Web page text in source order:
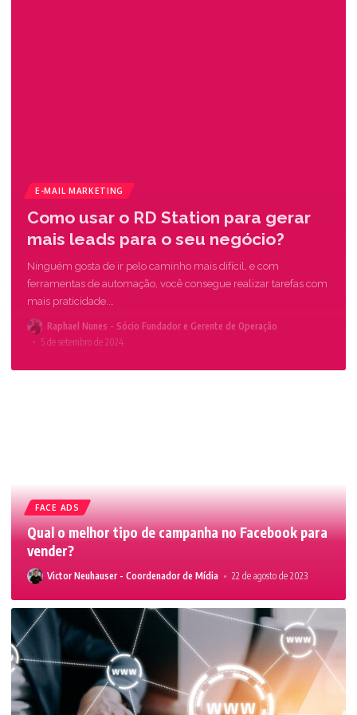
E-MAIL MARKETING
Como usar o RD Station para gerar
mais leads para o seu negócio?
Ninguém gosta de ir pelo caminho mais difícil, e com
ferramentas de automação, você consegue realizar tarefas com
mais praticidade.
Raphael Nunes - Sócio Fundador e Gerente de Operação
5 de setembro de 2024
FACE ADS
Qual o melhor tipo de campanha no Facebook para
vender?
Victor Neuhauser - Coordenador de Mídia 22 de agosto de 2023